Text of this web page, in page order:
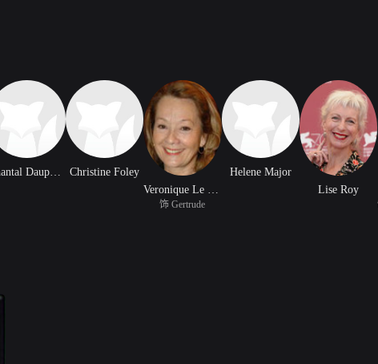
Chantal Dauphinais
Christine Foley
饰 Gertrude
Helene Major
Lise Roy